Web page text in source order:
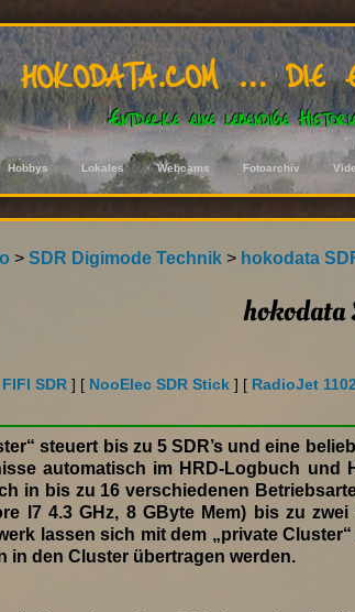
hokodata.com … die
Entdecke eine lebendige
Hobbys Lokales Webcams Fotoarchiv
> SDR Digimode Technik> hokodata
hokodata
FIFI SDR] [ NooElec SDR Stick] [ RadioJet
steuert bis zu 5 SDR’s und eine
automatisch im HRD-Logbuch
in bis zu 16 verschiedenen
I7 4.3 GHz, 8 GByte Mem) bis zu
lassen sich mit dem „private
in den Cluster übertragen werden.